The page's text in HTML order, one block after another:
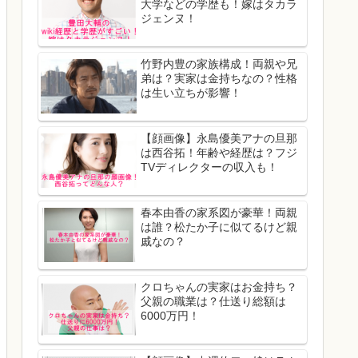
大学などの学歴も！嫁はタカラ
ジェンヌ！
竹野内豊の家族構成！両親や兄
弟は？実家は金持ちなの？性格
は生い立ちが影響！
【顔画像】永島優美アナの旦那
は西谷拓！年齢や経歴は？フジ
TVディレクターの収入も！
春本由香の家系図が豪華！両親
は誰？松たか子に似てるけど親
戚なの？
クロちゃんの実家はお金持ち？
父親の職業は？仕送り総額は
6000万円！